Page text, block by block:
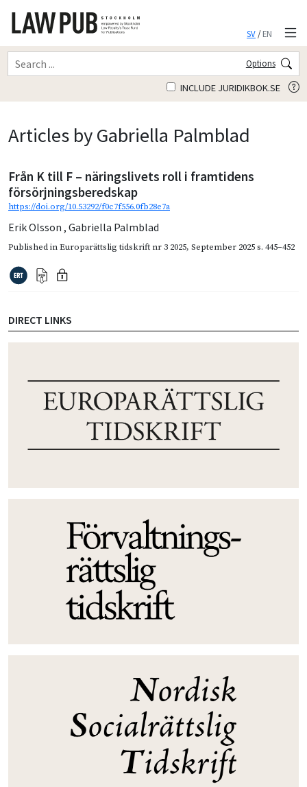
SV/EN
Options
INCLUDE JURIDIKBOK.SE
Articles by Gabriella Palmblad
Från K till F – näringslivets roll i framtidens
försörjningsberedskap
https://doi.org/10.53292/f0c7f556.0fb28e7a
Erik Olsson , Gabriella Palmblad
Published inEuroparättslig tidskrift nr 3 2025, September 2025s. 445–452
DIRECT LINKS